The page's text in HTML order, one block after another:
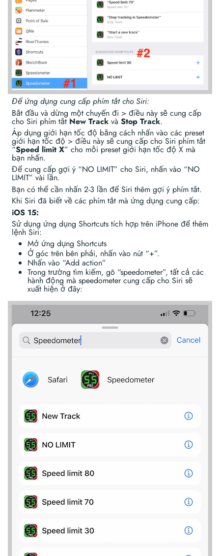
Để ứng dụng cung cấp phím tắt cho Siri:
Bắt đầu và dừng một chuyến đi > điều này sẽ cung cấp
cho Siri phím tắt New Track và Stop Track.
Áp dụng giới hạn tốc độ bằng cách nhấn vào các preset
giới hạn tốc độ > điều này sẽ cung cấp cho Siri phím tắt
“Speed limit X” cho mỗi preset giới hạn tốc độ X mà
bạn nhấn.
Để cung cấp gợi ý “NO LIMIT” cho Siri, nhấn vào “NO
LIMIT” vài lần.
Bạn có thể cần nhấn 2-3 lần để Siri thêm gợi ý phím tắt.
Khi Siri đã biết về các phím tắt mà ứng dụng cung cấp:
iOS 15:
Sử dụng ứng dụng Shortcuts tích hợp trên iPhone để thêm
lệnh Siri:
Mở ứng dụng Shortcuts
Ở góc trên bên phải, nhấn vào nút “+”.
Nhấn vào “Add action”
Trong trường tìm kiếm, gõ “speedometer”, tất cả các
hành động mà speedometer cung cấp cho Siri sẽ
xuất hiện ở đây: